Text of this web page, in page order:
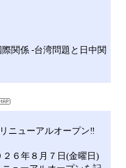
関係 -台湾問題と日中関
ニューアルオープン‼
６年８月７日(金曜日)